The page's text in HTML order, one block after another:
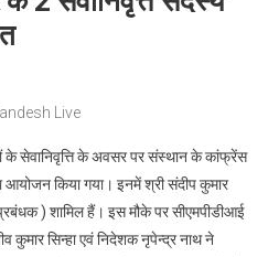
Live
के सेवानिवृत्ति के अवसर पर संस्थान के कांफ्रेंस
आयोजन किया गया। इनमें श्री संदीप कुमार
) शामिल हैं। इस मौके पर सीएमपीडीआई
कुमार सिन्हा एवं निदेशक नृपेन्द्र नाथ ने